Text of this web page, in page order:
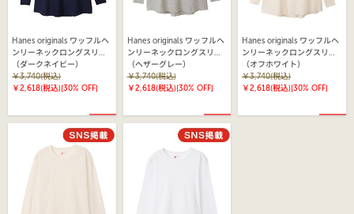
Hanes originals ワッフルヘ
ンリーネックロングスリー
ブTシャツ 25FW ヘインズ
(HW4-C104)
（ダークネイビー）
￥3,740(税込)
￥2,618(税込)[30% OFF]
Hanes originals ワッフルヘ
ンリーネックロングスリー
ブTシャツ 25FW ヘインズ
(HW4-C104)
（ヘザーグレー）
￥3,740(税込)
￥2,618(税込)[30% OFF]
Hanes originals ワッフルヘ
ンリーネックロングスリー
ブTシャツ 25FW ヘインズ
(HW4-C104)
（オフホワイト）
￥3,740(税込)
￥2,618(税込)[30% OFF]